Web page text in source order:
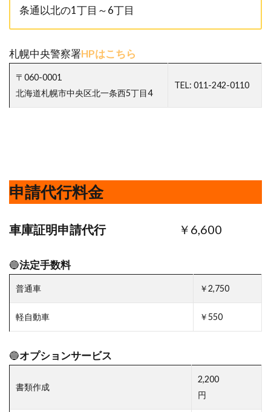
条通以北の1丁目～6丁目
札幌中央警察署HPはこちら
〒060-0001
北海道札幌市中央区北一条西5丁目4
TEL: 011-242-0110
申請代行料金
車庫証明申請代行￥6,600
🔵法定手数料
普通車 ￥2,750
軽自動車 ￥550
🔵オプションサービス
書類作成
2,200
円